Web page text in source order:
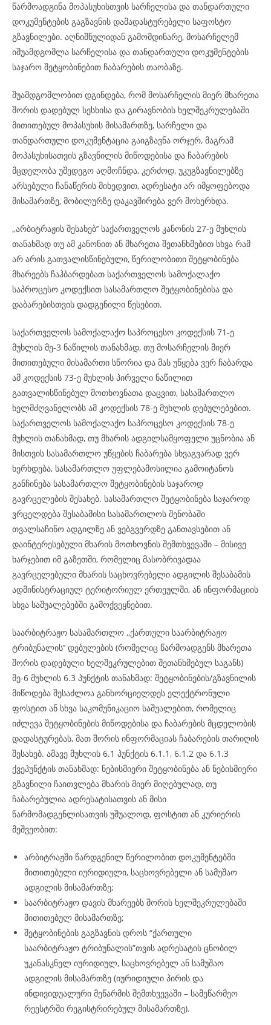
წარმოადგინა მოპასუხისთვის სარჩელისა და თანდართული
დოკუმენტების გაგზავნის დამადასტურებელი საფოსტო
გზავნილები. აღნიშნულიდან გამომდინარე, მოსარჩელემ
იშუამდგომლა სარჩელისა და თანდართული დოკუმენტების
საჯარო შეტყობინებით ჩაბარების თაობაზე.
შუამდგომლობით დგინდება, რომ მოსარჩელის მიერ მხარეთა
შორის დადებულ სესხისა და გირავნობის ხელშეკრულებაში
მითითებულ მოპასუხის მისამართზე, სარჩელი და
თანდართული დოკუმენტაცია გაიგზავნა ორჯერ, მაგრამ
მოპასუხისათვის გზავნილის მიწოდებისა და ჩაბარების
მცდელობა უშედეგო აღმოჩნდა, კერძოდ, უკუგზავნილებზე
არსებული ჩანაწერის მიხედვით, ადრესატი არ იმყოფებოდა
მისამართზე, მობილურზე დაკავშირება ვერ მოხერხდა.
,,არბიტრაჟის შესახებ’’ საქართველოს კანონის 27-ე მუხლის
თანახმად თუ ამ კანონით ან მხარეთა შეთანხმებით სხვა რამ
არ არის გათვალისწინებული, წერილობითი შეტყობინება
მხარეებს ჩაჰბარდებათ საქართველოს სამოქალაქო
საპროცესო კოდექსით სასამართლო შეტყობინებისა და
დაბარებისთვის დადგენილი წესებით.
საქართველოს სამოქალაქო საპროცესო კოდექსის 71-ე
მუხლის მე-3 ნაწილის თანახმად, თუ მოსარჩელის მიერ
მითითებული მისამართი სწორია და მას უწყება ვერ ჩაბარდა
ამ კოდექსის 73-ე მუხლის პირველი ნაწილით
გათვალისწინებულ მოთხოვნათა დაცვით, სასამართლო
ხელმძღვანელობს ამ კოდექსის 78-ე მუხლის დებულებებით.
საქართველოს სამოქალაქო საპროცესო კოდექსის 78-ე
მუხლის თანახმად, თუ მხარის ადგილსამყოფელი უცნობია ან
მისთვის სასამართლო უწყების ჩაბარება სხვაგვარად ვერ
ხერხდება, სასამართლო უფლებამოსილია გამოიტანოს
განჩინება სასამართლო შეტყობინების საჯაროდ
გავრცელების შესახებ. სასამართლო შეტყობინება საჯაროდ
ვრცელდება შესაბამისი სასამართლოს შენობაში
თვალსაჩინო ადგილზე ან ვებგვერდზე განთავსებით ან
დაინტერესებული მხარის მოთხოვნის შემთხვევაში – მისივე
ხარჯებით იმ გაზეთში, რომელიც მასობრივადაა
გავრცელებული მხარის საცხოვრებელი ადგილის შესაბამის
ადმინისტრაციულ ტერიტორიულ ერთეულში, ან ინფორმაციის
სხვა საშუალებებში გამოქვეყნებით.
საარბიტრაჟო სასამართლო ,,ქართული საარბიტრაჟო
ტრიბუნალის’’ დებულების (რომელიც წარმოადგენს მხარეთა
შორის დადებული ხელშეკრულებით შეთანხმებულ საგანს)
მე-6 მუხლის 6.3 პუნქტის თანახმად: შეტყობინების/გზავნილის
მიწოდება შესაძლოა განხორციელდეს ელექტრონული
ფოსტით ან სხვა საკომუნიკაციო საშუალებით, რომელიც
იძლევა შეტყობინების მიწოდებისა და ჩაბარების მცდელობის
დადასტურებას, მათ შორის ინფორმაციას ჩაბარების თარიღის
შესახებ. ამავე მუხლის 6.1 პუნქტის 6.1.1, 6.1.2 და 6.1.3
ქვეპუნქტის თანახმად: ნებისმიერი შეტყობინება ან ნებისმიერი
გზავნილი ჩაითვლება მხარის მიერ მიღებულად, თუ
ჩაბარებულია ადრესატისათვის ან მისი
წარმომადგენლისათვის უშუალოდ, ფოსტით ან კურიერის
მეშვეობით:
არბიტრაჟში წარდგენილ წერილობით დოკუმენტებში
მითითებული იურიდიული, საცხოვრებელი ან სამუშაო
ადგილის მისამართზე;
საარბიტრაჟო დავის მხარეებს შორის ხელშეკრულებაში
მითითებულ მისამართზე;
შეტყობინების გაგზავნის დროს “ქართული
საარბიტრაჟო ტრიბუნალის”თვის ადრესატის ცნობილ
უკანასკნელ იურიდიულ, საცხოვრებელ ან სამუშაო
ადგილის მისამართზე (იურიდიული პირის და
ინდივიდუალური მეწარმის შემთხვევაში – სამეწარმეო
რეესტრში რეგისტრირებულ მისამართზე).